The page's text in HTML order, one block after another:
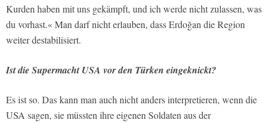
Kurden haben mit uns gekämpft, und ich werde nicht zulassen, was
du vorhast.« Man darf nicht erlauben, dass Erdoğan die Region
weiter destabilisiert.
Ist die Supermacht USA vor den Türken eingeknickt?
Es ist so. Das kann man auch nicht anders interpretieren, wenn die
USA sagen, sie müssten ihre eigenen Soldaten aus der